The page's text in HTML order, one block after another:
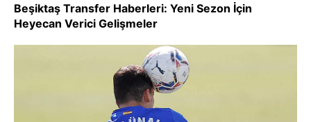
Beşiktaş Transfer Haberleri: Yeni Sezon İçin
Heyecan Verici Gelişmeler